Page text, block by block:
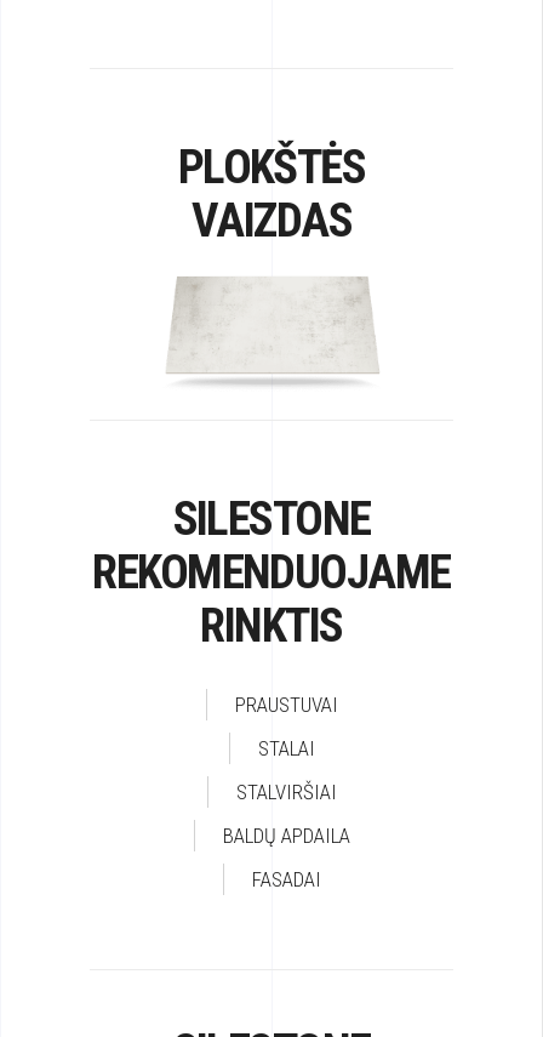
PLOKŠTĖS
VAIZDAS
SILESTONE
REKOMENDUOJAME
RINKTIS
PRAUSTUVAI
STALAI
STALVIRŠIAI
BALDŲ APDAILA
FASADAI